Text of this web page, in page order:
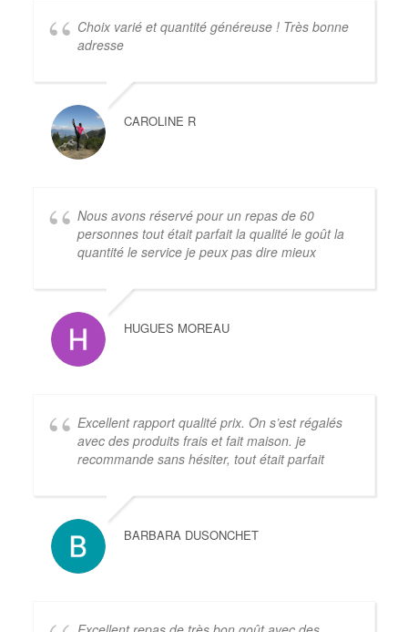
Choix varié et quantité généreuse ! Très bonne
adresse
CAROLINE R
Nous avons réservé pour un repas de 60
personnes tout était parfait la qualité le goût la
quantité le service je peux pas dire mieux
HUGUES MOREAU
Excellent rapport qualité prix. On s’est régalés
avec des produits frais et fait maison. je
recommande sans hésiter, tout était parfait
BARBARA DUSONCHET